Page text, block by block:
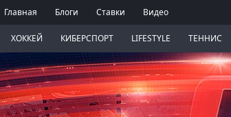
Главная Блоги Ставки Видео
ХОККЕЙ КИБЕРСПОРТ LIFESTYLE ТЕННИС